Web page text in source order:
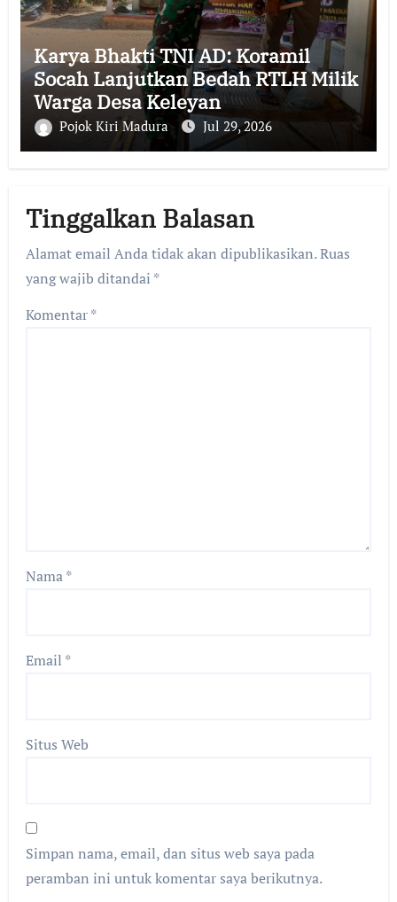
Karya Bhakti TNI AD: Koramil
Socah Lanjutkan Bedah RTLH Milik
Warga Desa Keleyan
Pojok Kiri Madura Jul 29, 2026
Tinggalkan Balasan
Alamat email Anda tidak akan dipublikasikan.Ruas
yang wajib ditandai *
Komentar*
Nama*
Email *
Situs Web
Simpan nama, email, dan situs web saya pada
peramban ini untuk komentar saya berikutnya.